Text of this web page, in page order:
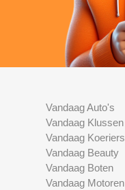
Vandaag Auto's
Vandaag Klussen
Vandaag Koeriers
Vandaag Beauty
Vandaag Boten
Vandaag Motoren